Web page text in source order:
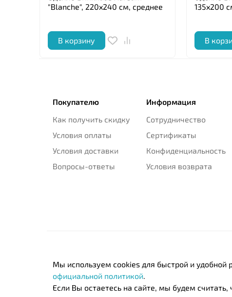
"Blanche", 220x240 см, среднее
В корзину
135x200
В
Покупателю
Как получить скидку
Условия оплаты
Условия доставки
Вопросы-ответы
Информация
Сотрудничество
Сертификаты
Конфиденциальность
Условия возврата
Мы используем cookies для быстрой и удобной
официальной политикой.
Если Вы остаетесь на сайте, мы будем считать,